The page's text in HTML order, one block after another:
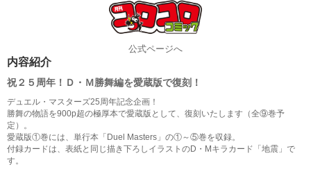
公式ページへ
内容紹介
祝２５周年！Ｄ・Ｍ勝舞編を愛蔵版で復刻！
デュエル・マスターズ25周年記念企画！
勝舞の物語を900p超の極厚本で愛蔵版として、復刻いたします（全⑨巻予
定）。
愛蔵版①巻には、単行本「Duel Masters」の①～⑤巻を収録。
付録カードは、表紙と同じ描き下ろしイラストのD・Mキラカード「地震」で
す。